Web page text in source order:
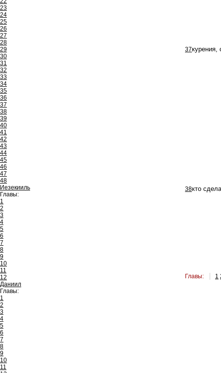
23
24
25
26
27
28
29
30
31
32
33
34
35
36
37
38
39
40
41
42
43
44
45
46
47
48
Иезекииль
Главы:
1
2
3
4
5
6
7
8
9
10
11
12
Даниил
Главы:
1
2
3
4
5
6
7
8
9
10
11
37курения,
38кто
Главы: 1